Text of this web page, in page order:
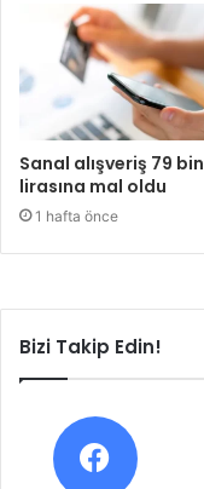
Sanal alışveriş 79 bin
lirasına mal oldu
1 hafta önce
Bizi Takip Edin!